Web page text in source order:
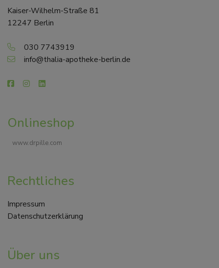
Kaiser-Wilhelm-Straße 81
12247 Berlin
030 7743919
info@thalia-apotheke-berlin.de
Onlineshop
www.drpille.com
Rechtliches
Impressum
Datenschutzerklärung
Über uns